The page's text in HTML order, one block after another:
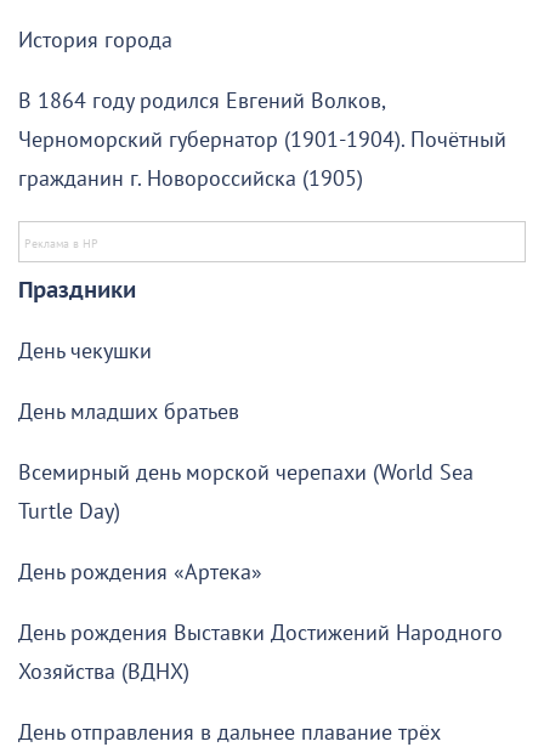
История города
В 1864 году родился Евгений Волков,
Черноморский губернатор (1901-1904). Почётный
гражданин г. Новороссийска (1905)
Праздники
День чекушки
День младших братьев
Всемирный день морской черепахи (World Sea
Turtle Day)
День рождения «Артека»
День рождения Выставки Достижений Народного
Хозяйства (ВДНХ)
День отправления в дальнее плавание трёх